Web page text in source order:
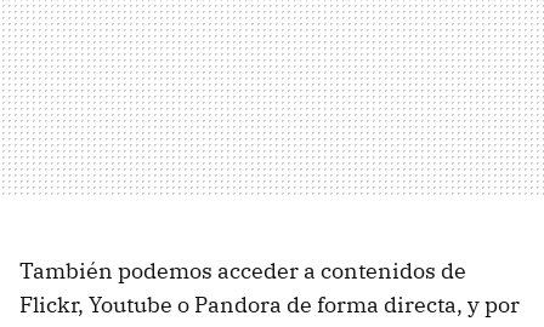
También podemos acceder a contenidos de
Flickr, Youtube o Pandora de forma directa, y por